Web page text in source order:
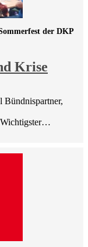
Krise
der DKP
Bündnispartner,
Wichtigster…